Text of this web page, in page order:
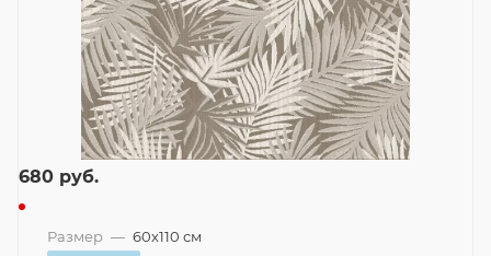
680 руб.
Размер — 60x110 см